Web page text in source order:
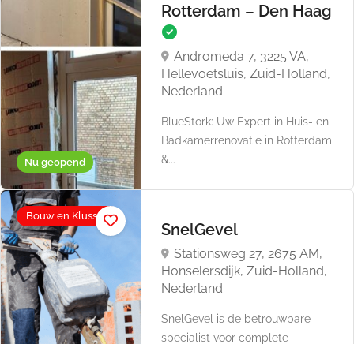
Nu geopend
Rotterdam – Den Haag
Andromeda 7, 3225 VA,
Hellevoetsluis, Zuid-Holland,
Nederland
BlueStork: Uw Expert in Huis- en
Badkamerrenovatie in Rotterdam
&...
Bouw en Klussen
SnelGevel
Stationsweg 27, 2675 AM,
Honselersdijk, Zuid-Holland,
Nederland
SnelGevel is de betrouwbare
specialist voor complete